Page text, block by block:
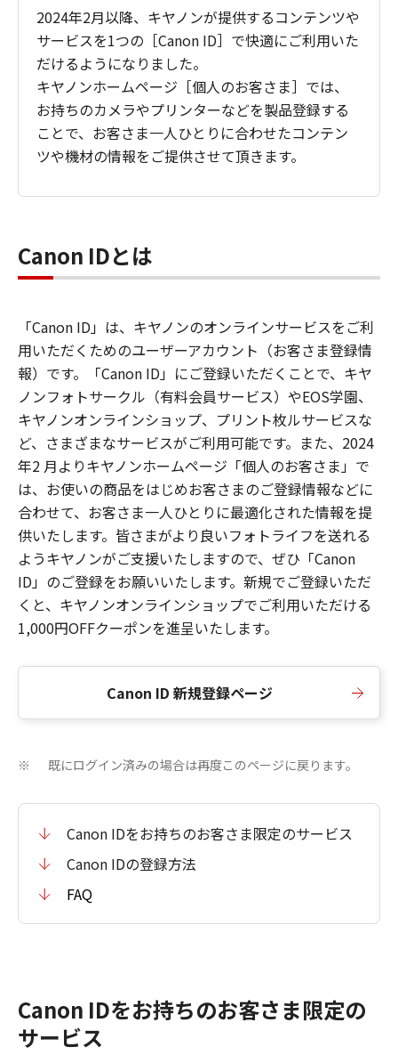
2024年2月以降、キヤノンが提供するコンテンツや
サービスを1つの［Canon ID］で快適にご利用いた
だけるようになりました。
キヤノンホームページ［個人のお客さま］では、
お持ちのカメラやプリンターなどを製品登録する
ことで、お客さま一人ひとりに合わせたコンテン
ツや機材の情報をご提供させて頂きます。
Canon IDとは
「Canon ID」は、キヤノンのオンラインサービスをご利
用いただくためのユーザーアカウント（お客さま登録情
報）です。「Canon ID」にご登録いただくことで、キヤ
ノンフォトサークル（有料会員サービス）やEOS学園、
キヤノンオンラインショップ、プリント枚ルサービスな
ど、さまざまなサービスがご利用可能です。また、2024
年2 月よりキヤノンホームページ「個人のお客さま」で
は、お使いの商品をはじめお客さまのご登録情報などに
合わせて、お客さま一人ひとりに最適化された情報を提
供いたします。皆さまがより良いフォトライフを送れる
ようキヤノンがご支援いたしますので、ぜひ「Canon
ID」のご登録をお願いいたします。新規でご登録いただ
くと、キヤノンオンラインショップでご利用いただける
1,000円OFFクーポンを進呈いたします。
Canon ID 新規登録ページ
※ 既にログイン済みの場合は再度このページに戻ります。
Canon IDをお持ちのお客さま限定のサービス
Canon IDの登録方法
FAQ
Canon IDをお持ちのお客さま限定の
サービス